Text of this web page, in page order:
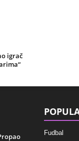
igrač
Fudbal